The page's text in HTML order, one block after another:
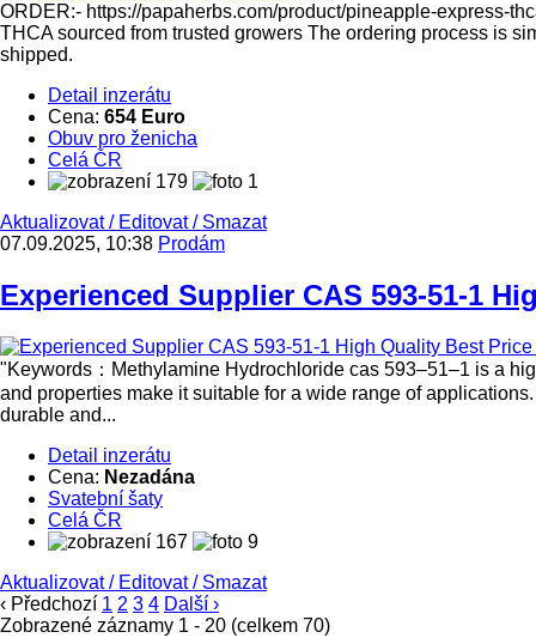
ORDER:- https://papaherbs.com/product/pineapple-express-
THCA sourced from trusted growers The ordering process is
shipped.
Detail inzerátu
Cena: 654 Euro
Obuv pro ženicha
Celá ČR
179
1
Aktualizovat/ Editovat/ Smazat
07.09.2025, 10:38 Prodám
Experienced Supplier CAS 593-51-1
"Keywords：Methylamine Hydrochloride cas 593–51–1 is a
and properties make it suitable for a wide range of
durable and...
Detail inzerátu
Cena: Nezadána
Svatební šaty
Celá ČR
167
9
Aktualizovat/ Editovat/ Smazat
‹ Předchozí 1 2 3 4 Další ›
Zobrazené záznamy 1 - 20 (celkem 70)